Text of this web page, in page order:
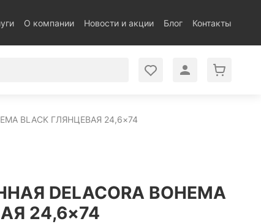
О компании Новости и акции Блог Контакты
BLACK ГЛЯНЦЕВАЯ 24,6×74
DELACORA BOHEMA
24,6×74